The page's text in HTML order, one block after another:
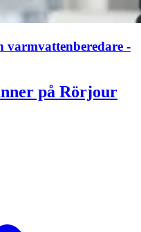
varmvattenberedare -
på Rörjour